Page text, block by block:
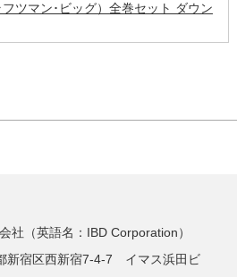
ツマン･ビッグ）全巻セット ダウン
社（英語名：IBD Corporation）
新宿区西新宿7-4-7 イマス浜田ビ